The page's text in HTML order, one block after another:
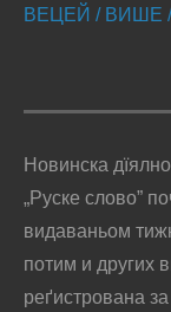
ВЕЦЕЙ / ВИШЕ /
Новинска
„Руске слово”
видаваньом
потим и других
реґистрована